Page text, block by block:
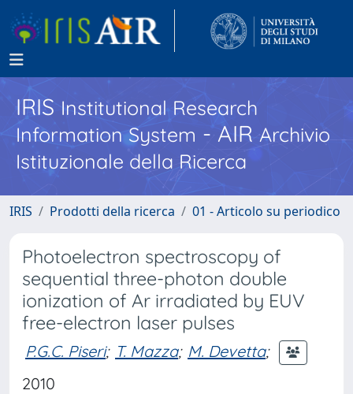
IRISInstitutional Research
Information System - AIR Archivio
Istituzionale della Ricerca
IRIS Prodotti della ricerca 01 - Articolo su periodico
Photoelectron spectroscopy of
sequential three-photon double
ionization of Ar irradiated by EUV
free-electron laser pulses
P.G.C. Piseri; T. Mazza; M. Devetta;
2010